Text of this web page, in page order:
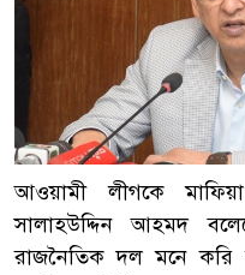
আওয়ামী লীগকে মাফিয়া
সালাহউদ্দিন আহমদ
রাজনৈতিক দল মনে করি